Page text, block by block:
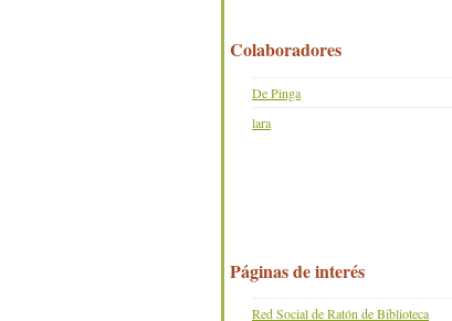
Colaboradores
De Pinga
lara
Páginas de interés
Red Social de Ratón de Biblioteca